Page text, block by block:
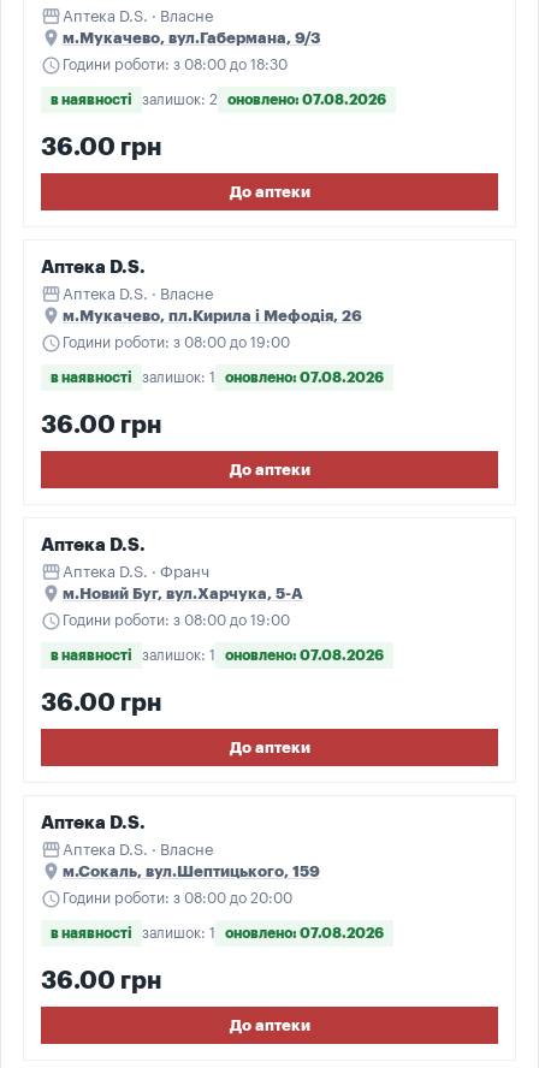
storefront Аптека D.S. · Власне
place м.Мукачево, вул.Габермана, 9/3
schedule Години роботи: з 08:00 до 18:30
в наявності залишок: 2 оновлено: 07.08.2026
36.00 грн
До аптеки
Аптека D.S.
storefront Аптека D.S. · Власне
place м.Мукачево, пл.Кирила і Мефодія, 26
schedule Години роботи: з 08:00 до 19:00
в наявності залишок: 1 оновлено: 07.08.2026
36.00 грн
До аптеки
Аптека D.S.
storefront Аптека D.S. · Франч
place м.Новий Буг, вул.Харчука, 5-А
schedule Години роботи: з 08:00 до 19:00
в наявності залишок: 1 оновлено: 07.08.2026
36.00 грн
До аптеки
Аптека D.S.
storefront Аптека D.S. · Власне
place м.Сокаль, вул.Шептицького, 159
schedule Години роботи: з 08:00 до 20:00
в наявності залишок: 1 оновлено: 07.08.2026
36.00 грн
До аптеки